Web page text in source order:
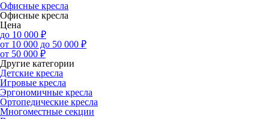
Офисные кресла
Офисные кресла
Цена
до 10 000 ₽
от 10 000 до 50 000 ₽
от 50 000 ₽
Другие категории
Детские кресла
Игровые кресла
Эргономичные кресла
Ортопедические кресла
Многоместные секции